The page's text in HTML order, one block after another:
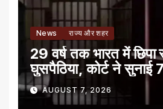
News राज्य और शहर
29 वर्ष तक भारत में छिपा
घुसपैठिया, कोर्ट ने सुनाई
AUGUST 7, 2026